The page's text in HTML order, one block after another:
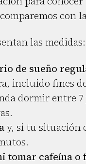
con
las medidas:
de sueño
incluido fines
dormir entre
y, si tu situación
tomar cafeína o